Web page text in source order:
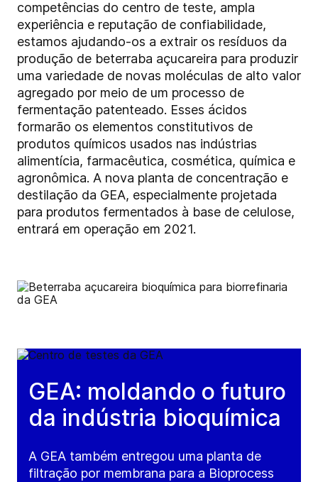
competências do centro de teste, ampla
experiência e reputação de confiabilidade,
estamos ajudando-os a extrair os resíduos da
produção de beterraba açucareira para produzir
uma variedade de novas moléculas de alto valor
agregado por meio de um processo de
fermentação patenteado. Esses ácidos
formarão os elementos constitutivos de
produtos químicos usados nas indústrias
alimentícia, farmacêutica, cosmética, química e
agronômica. A nova planta de concentração e
destilação da GEA, especialmente projetada
para produtos fermentados à base de celulose,
entrará em operação em 2021.
GEA: moldando o futuro
da indústria bioquímica
A GEA também entregou uma planta de
filtração por membrana para a Bioprocess